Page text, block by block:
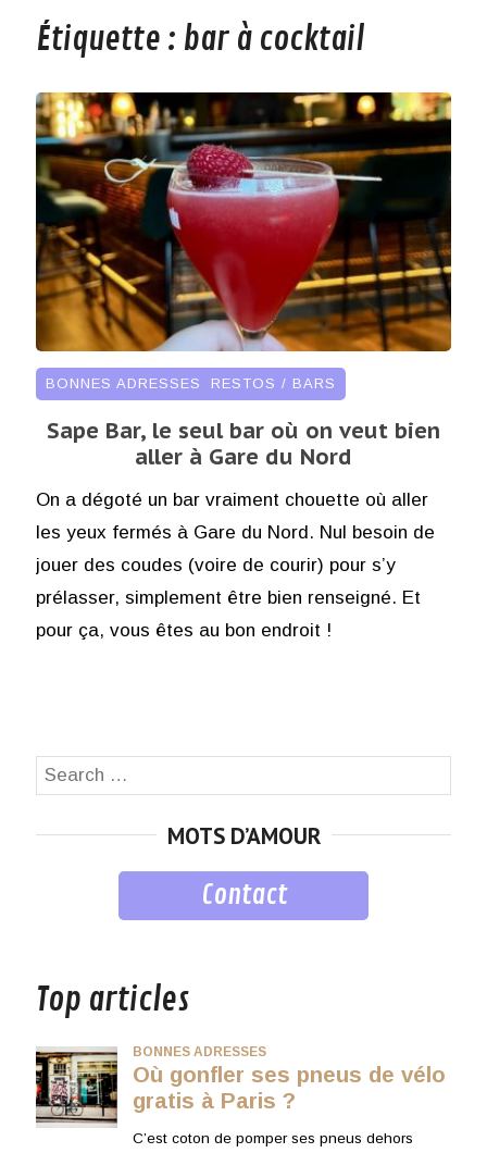
Étiquette : bar à cocktail
BONNES ADRESSES RESTOS / BARS
Sape Bar, le seul bar où on veut bien
aller à Gare du Nord
On a dégoté un bar vraiment chouette où aller
les yeux fermés à Gare du Nord. Nul besoin de
jouer des coudes (voire de courir) pour s’y
prélasser, simplement être bien renseigné. Et
pour ça, vous êtes au bon endroit !
Search
MOTS D’AMOUR
Contact
Top articles